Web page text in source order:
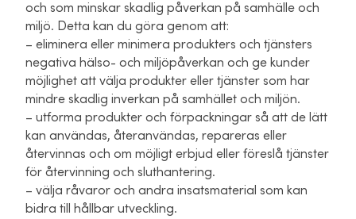
och som minskar skadlig påverkan på samhälle och
miljö. Detta kan du göra genom att:
– eliminera eller minimera produkters och tjänsters
negativa hälso- och miljöpåverkan och ge kunder
möjlighet att välja produkter eller tjänster som har
mindre skadlig inverkan på samhället och miljön.
– utforma produkter och förpackningar så att de lätt
kan användas, återanvändas, repareras eller
återvinnas och om möjligt erbjud eller föreslå tjänster
för återvinning och sluthantering.
– välja råvaror och andra insatsmaterial som kan
bidra till hållbar utveckling.